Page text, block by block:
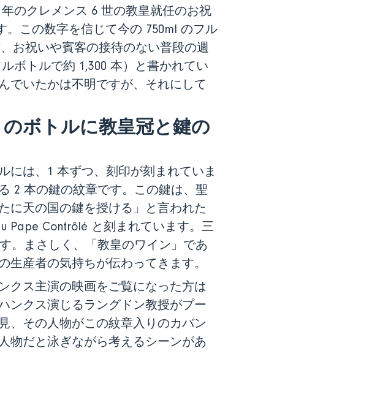
のクレメンス 6 世の教皇就任のお祝
。この数字を信じて今の 750ml のフル
お祝いや賓客の接待のない普段の週
ボトルで約 1,300 本）と書かれてい
でいたかは不明ですが、それにして
ボトルに教皇冠と鍵の
は、1 本ずつ、刻印が刻まれていま
2 本の鍵の紋章です。この鍵は、聖
に天の国の鍵を授ける」と言われた
Pape Contrôlé と刻まれています。三
。まさしく、「教皇のワイン」であ
生産者の気持ちが伝わってきます。
クス主演の映画をご覧になった方は
ンクス演じるラングドン教授がプー
、その人物がこの紋章入りのカバン
物だと泳ぎながら考えるシーンがあ